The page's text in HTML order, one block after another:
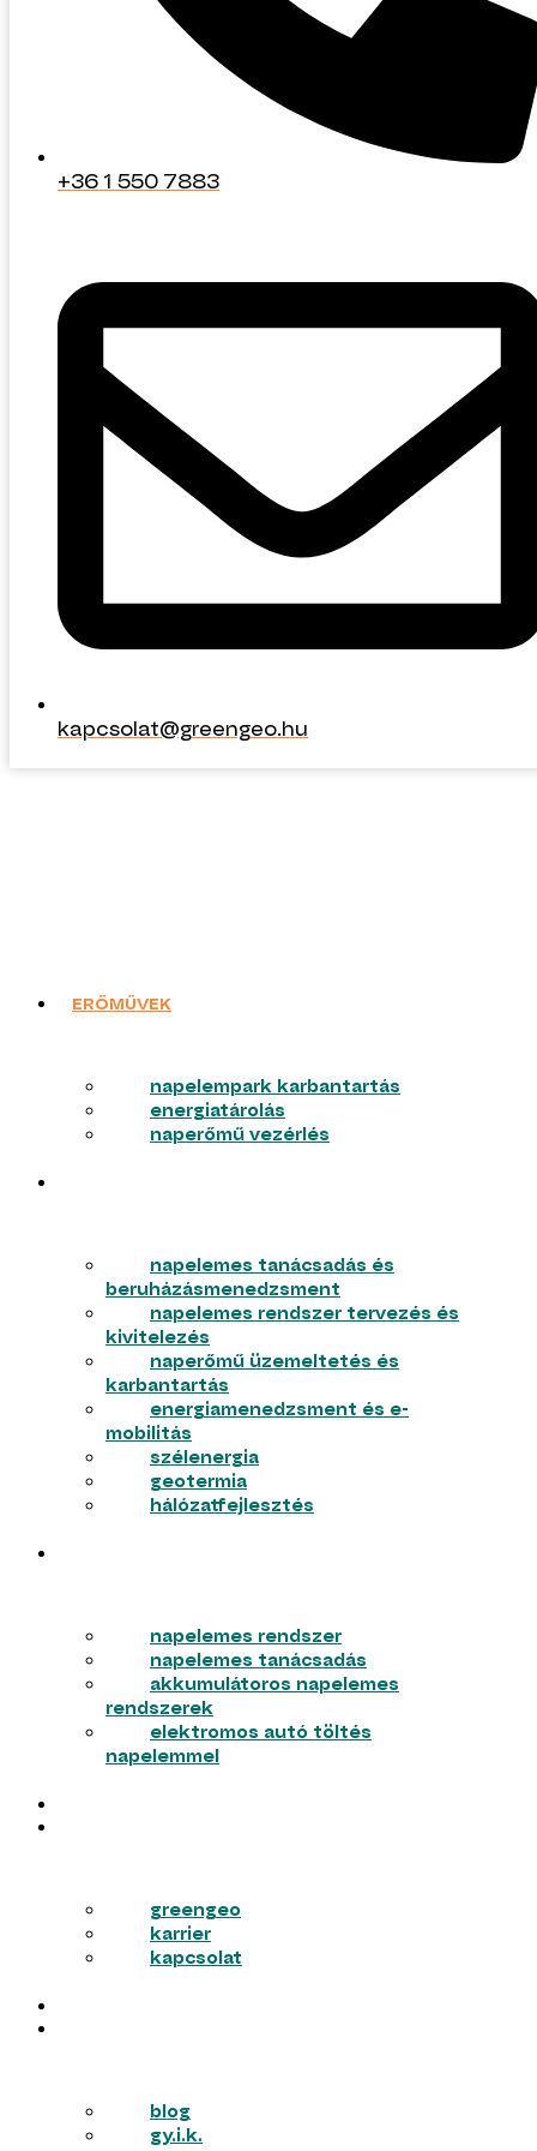
kapcsolat@greengeo.hu
+36 1 550 7883
kapcsolat@greengeo.hu
ERŐMŰVEK
napelempark karbantartás
energiatárolás
naperőmű vezérlés
napelemes tanácsadás és
beruházásmenedzsment
napelemes rendszer tervezés és
kivitelezés
naperőmű üzemeltetés és
karbantartás
energiamenedzsment és e-
mobilitás
szélenergia
geotermia
hálózatfejlesztés
napelemes rendszer
napelemes tanácsadás
akkumulátoros napelemes
rendszerek
elektromos autó töltés
napelemmel
greengeo
karrier
kapcsolat
blog
gy.i.k.